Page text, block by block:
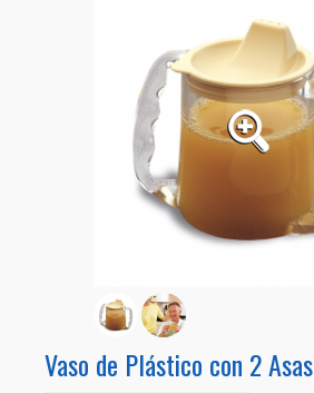
Vaso de Plástico con 2 Asas